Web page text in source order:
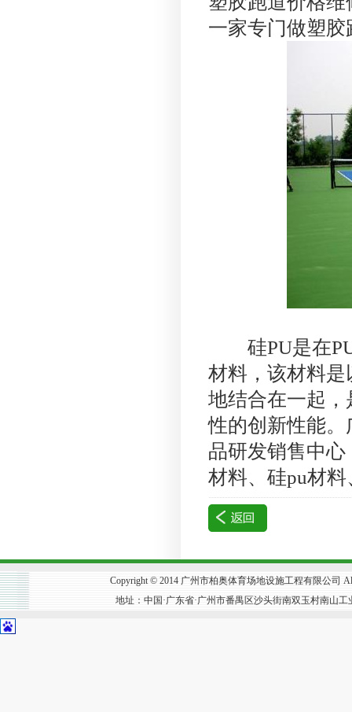
一家专门做塑
硅PU是在PU
材料，该材料
地结合在一起
性的创新性能
品研发销售中
材料、硅pu材
Copyright © 2014 广州市柏奥体育场地设施工程有限公司
地址：中国·广东省·广州市番禺区沙头街南双玉村南山工